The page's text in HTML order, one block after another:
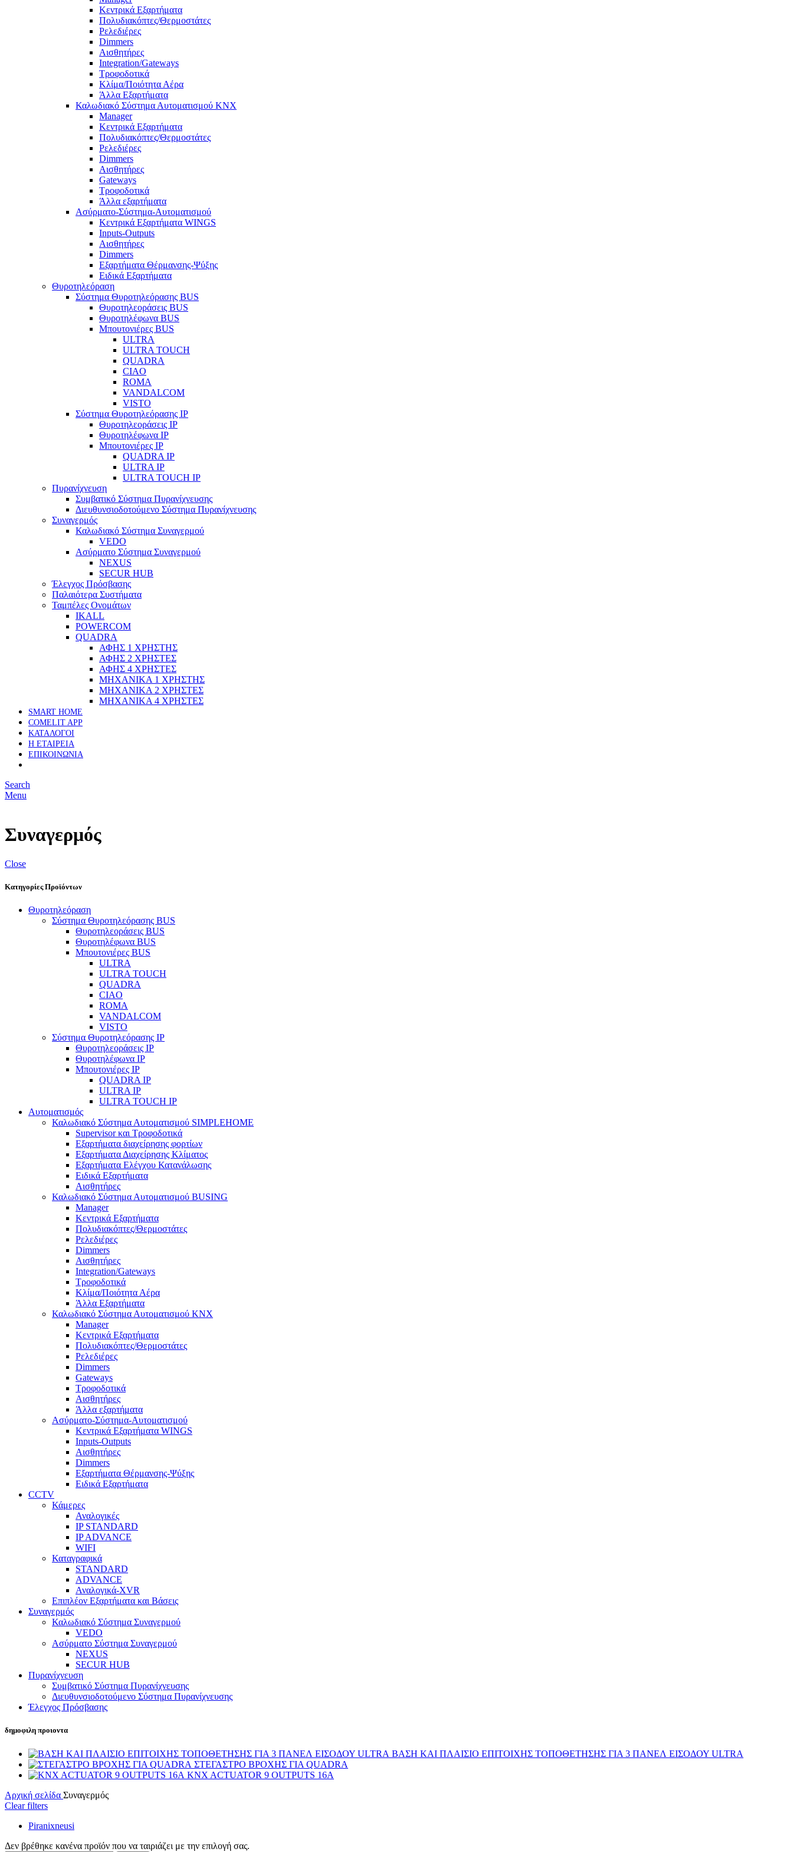
Κεντρικά Εξαρτήματα
Πολυδιακόπτες/Θερμοστάτες
Ρελεδιέρες
Dimmers
Αισθητήρες
Integration/Gateways
Τροφοδοτικά
Κλίμα/Ποιότητα Αέρα
Άλλα Εξαρτήματα
Καλωδιακό Σύστημα Αυτοματισμού KNX
Manager
Κεντρικά Εξαρτήματα
Πολυδιακόπτες/Θερμοστάτες
Ρελεδιέρες
Dimmers
Αισθητήρες
Gateways
Τροφοδοτικά
Άλλα εξαρτήματα
Ασύρματο-Σύστημα-Αυτοματισμού
Κεντρικά Εξαρτήματα WINGS
Inputs-Outputs
Αισθητήρες
Dimmers
Εξαρτήματα Θέρμανσης-Ψύξης
Ειδικά Εξαρτήματα
Θυροτηλεόραση
Σύστημα Θυροτηλεόρασης BUS
Θυροτηλεοράσεις BUS
Θυροτηλέφωνα BUS
Μπουτονιέρες BUS
ULTRA
ULTRA TOUCH
QUADRA
CIAO
ROMA
VANDALCOM
VISTO
Σύστημα Θυροτηλεόρασης IP
Θυροτηλεοράσεις IP
Θυροτηλέφωνα IP
Μπουτονιέρες IP
QUADRA IP
ULTRA IP
ULTRA TOUCH IP
Πυρανίχνευση
Συμβατικό Σύστημα Πυρανίχνευσης
Διευθυνσιοδοτούμενο Σύστημα Πυρανίχνευσης
Συναγερμός
Καλωδιακό Σύστημα Συναγερμού
VEDO
Ασύρματο Σύστημα Συναγερμού
NEXUS
SECUR HUB
Έλεγχος Πρόσβασης
Παλαιότερα Συστήματα
Ταμπέλες Ονομάτων
IKALL
POWERCOM
QUADRA
ΑΦΗΣ 1 ΧΡΗΣΤΗΣ
ΑΦΗΣ 2 ΧΡΗΣΤΕΣ
ΑΦΗΣ 4 ΧΡΗΣΤΕΣ
ΜΗΧΑΝΙΚΑ 1 ΧΡΗΣΤΗΣ
ΜΗΧΑΝΙΚΑ 2 ΧΡΗΣΤΕΣ
ΜΗΧΑΝΙΚΑ 4 ΧΡΗΣΤΕΣ
SMART HOME
COMELIT APP
ΚΑΤΑΛΟΓΟΙ
Η ΕΤΑΙΡΕΙΑ
ΕΠΙΚΟΙΝΩΝΙΑ
Search
Menu
Συναγερμός
Close
Κατηγορίες Προϊόντων
Θυροτηλεόραση
Σύστημα Θυροτηλεόρασης BUS
Θυροτηλεοράσεις BUS
Θυροτηλέφωνα BUS
Μπουτονιέρες BUS
ULTRA
ULTRA TOUCH
QUADRA
CIAO
ROMA
VANDALCOM
VISTO
Σύστημα Θυροτηλεόρασης IP
Θυροτηλεοράσεις IP
Θυροτηλέφωνα IP
Μπουτονιέρες IP
QUADRA IP
ULTRA IP
ULTRA TOUCH IP
Αυτοματισμός
Καλωδιακό Σύστημα Αυτοματισμού SIMPLEHOME
Supervisor και Τροφοδοτικά
Εξαρτήματα διαχείρησης φορτίων
Εξαρτήματα Διαχείρησης Κλίματος
Εξαρτήματα Ελέγχου Κατανάλωσης
Ειδικά Εξαρτήματα
Αισθητήρες
Καλωδιακό Σύστημα Αυτοματισμού BUSING
Manager
Κεντρικά Εξαρτήματα
Πολυδιακόπτες/Θερμοστάτες
Ρελεδιέρες
Dimmers
Αισθητήρες
Integration/Gateways
Τροφοδοτικά
Κλίμα/Ποιότητα Αέρα
Άλλα Εξαρτήματα
Καλωδιακό Σύστημα Αυτοματισμού KNX
Manager
Κεντρικά Εξαρτήματα
Πολυδιακόπτες/Θερμοστάτες
Ρελεδιέρες
Dimmers
Gateways
Τροφοδοτικά
Αισθητήρες
Άλλα εξαρτήματα
Ασύρματο-Σύστημα-Αυτοματισμού
Κεντρικά Εξαρτήματα WINGS
Inputs-Outputs
Αισθητήρες
Dimmers
Εξαρτήματα Θέρμανσης-Ψύξης
Ειδικά Εξαρτήματα
CCTV
Κάμερες
Αναλογικές
IP STANDARD
IP ADVANCE
WIFI
Καταγραφικά
STANDARD
ADVANCE
Αναλογικά-XVR
Επιπλέον Εξαρτήματα και Βάσεις
Συναγερμός
Καλωδιακό Σύστημα Συναγερμού
VEDO
Ασύρματο Σύστημα Συναγερμού
NEXUS
SECUR HUB
Πυρανίχνευση
Συμβατικό Σύστημα Πυρανίχνευσης
Διευθυνσιοδοτούμενο Σύστημα Πυρανίχνευσης
Έλεγχος Πρόσβασης
δημοφιλη προιοντα
ΒΑΣΗ ΚΑΙ ΠΛΑΙΣΙΟ ΕΠΙΤΟΙΧΗΣ ΤΟΠΟΘΕΤΗΣΗΣ ΓΙΑ 3 ΠΑΝΕΛ ΕΙΣΟΔΟΥ ULTRA
ΣΤΕΓΑΣΤΡΟ ΒΡΟΧΗΣ ΓΙΑ QUADRA
KNX ACTUATOR 9 OUTPUTS 16A
Αρχική σελίδα Συναγερμός
Clear filters
Piranixneusi
Δεν βρέθηκε κανένα προϊόν που να ταιριάζει με την επιλογή σας.